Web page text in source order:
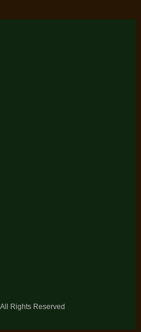
Rights Reserved